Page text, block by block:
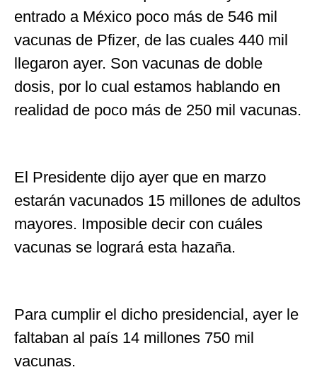
entrado a México poco más de 546 mil
vacunas de Pfizer, de las cuales 440 mil
llegaron ayer. Son vacunas de doble
dosis, por lo cual estamos hablando en
realidad de poco más de 250 mil vacunas.
El Presidente dijo ayer que en marzo
estarán vacunados 15 millones de adultos
mayores. Imposible decir con cuáles
vacunas se logrará esta hazaña.
Para cumplir el dicho presidencial, ayer le
faltaban al país 14 millones 750 mil
vacunas.